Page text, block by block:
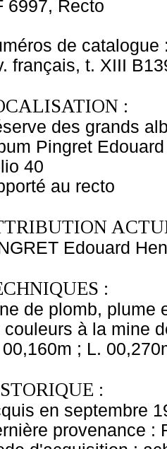
6997, Recto
de catalogue
français, t. XIII
:
des grands
Pingret Edouard
40
au recto
Edouard
:
de plomb, plume
couleurs à la mine
00,160m ; L.
:
en septembre
provenance :